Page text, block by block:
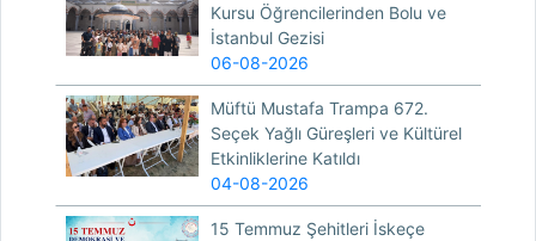
Kursu Öğrencilerinden Bolu ve
İstanbul Gezisi
06-08-2026
Müftü Mustafa Trampa 672.
Seçek Yağlı Güreşleri ve Kültürel
Etkinliklerine Katıldı
04-08-2026
15 Temmuz Şehitleri İskeçe